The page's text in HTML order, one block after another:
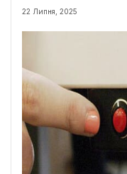
22 Липня, 2025